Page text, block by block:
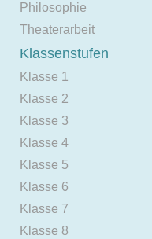
Philosophie
Theaterarbeit
Klassenstufen
Klasse 1
Klasse 2
Klasse 3
Klasse 4
Klasse 5
Klasse 6
Klasse 7
Klasse 8